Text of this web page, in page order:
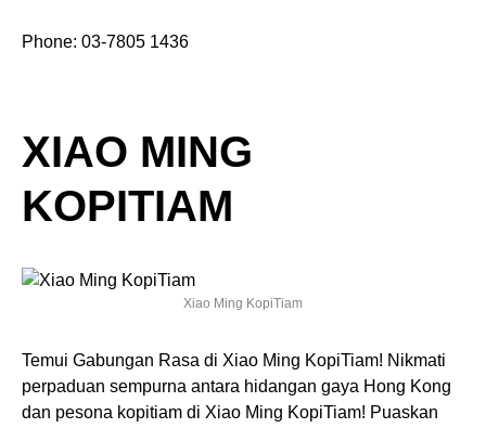
Phone: 03-7805 1436
XIAO MING
KOPITIAM
Xiao Ming KopiTiam
Temui Gabungan Rasa di Xiao Ming KopiTiam! Nikmati
perpaduan sempurna antara hidangan gaya Hong Kong
dan pesona kopitiam di Xiao Ming KopiTiam! Puaskan